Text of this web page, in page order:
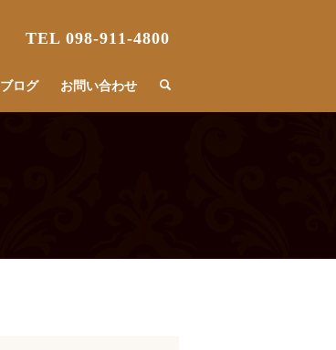
ブログ お問い合わせ
TEL 098-911-4800